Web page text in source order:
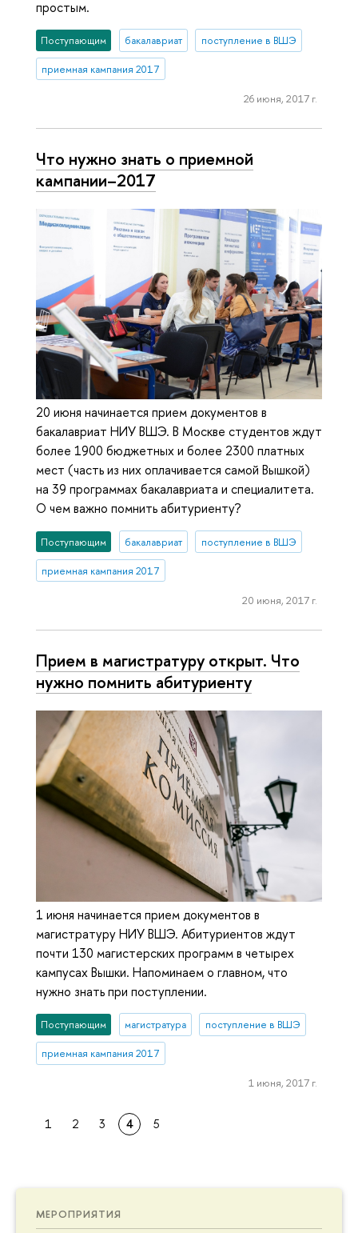
МЕРОПРИЯТИЯ
простым.
Поступающим бакалавриат поступление в ВШЭ
приемная кампания 2017
26 июня, 2017 г.
Что нужно знать о приемной
кампании–2017
20 июня начинается прием документов в
бакалавриат НИУ ВШЭ. В Москве студентов ждут
более 1900 бюджетных и более 2300 платных
мест (часть из них оплачивается самой Вышкой)
на 39 программах бакалавриата и специалитета.
О чем важно помнить абитуриенту?
Поступающим бакалавриат поступление в ВШЭ
приемная кампания 2017
20 июня, 2017 г.
Прием в магистратуру открыт. Что
нужно помнить абитуриенту
1 июня начинается прием документов в
магистратуру НИУ ВШЭ. Абитуриентов ждут
почти 130 магистерских программ в четырех
кампусах Вышки. Напоминаем о главном, что
нужно знать при поступлении.
Поступающим магистратура поступление в ВШЭ
приемная кампания 2017
1 июня, 2017 г.
1 2 3 4 5